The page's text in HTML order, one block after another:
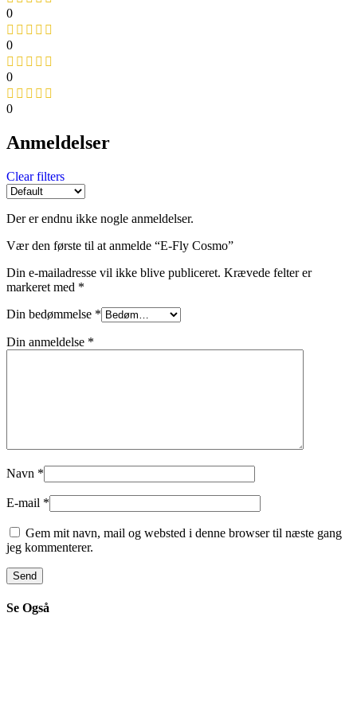
0
0
0
0
Anmeldelser
Clear filters
Der er endnu ikke nogle anmeldelser.
Vær den første til at anmelde “E-Fly Cosmo”
Din e-mailadresse vil ikke blive publiceret. Krævede felter er
markeret med *
Din bedømmelse *
Din anmeldelse *
Navn *
E-mail *
Gem mit navn, mail og websted i denne browser til næste gang
jeg kommenterer.
Se Også